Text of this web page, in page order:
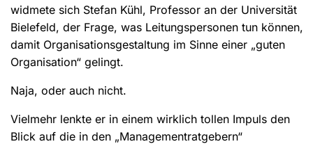
widmete sich Stefan Kühl, Professor an der Universität
Bielefeld, der Frage, was Leitungspersonen tun können,
damit Organisationsgestaltung im Sinne einer „guten
Organisation“ gelingt.
Naja, oder auch nicht.
Vielmehr lenkte er in einem wirklich tollen Impuls den
Blick auf die in den „Managementratgebern“